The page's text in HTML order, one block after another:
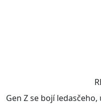
Gen Z se bojí